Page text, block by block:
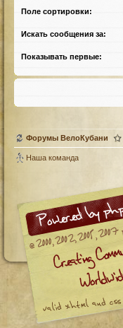
Поле сортировки:
Искать сообщения за:
Показывать первые:
Форумы ВелоКубани
Наша команда